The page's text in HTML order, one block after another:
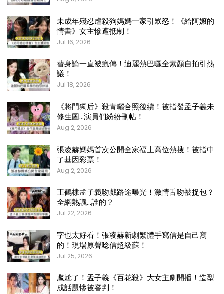
未成年殘忍虐殺狗媽媽一家引眾怒！《給阿嬤的
情書》女主慘遭抵制！
Jul 16, 2026
替身論一直被瘋傳！迪麗熱巴曬全素顏自拍引熱
議！
Jul 18, 2026
《將門獨后》殺青曬合照後續！被指發孟子義未
修生圖…演員們紛紛刪帖！
Aug 2, 2026
張凌赫媽媽首次公開全家福上高位熱搜！被指中
了基因彩票！
Aug 2, 2026
王鶴棣孟子義吻戲路途曝光！激情舌吻被捉包？
全網熱議…誰的？
Jul 22, 2026
字也太好看！張凌赫新劇繁體手寫信是自己寫
的！現場原聲唸信超級蘇！
Jul 25, 2026
尷尬了！孟子義《百花殺》大女主劇開播！造型
成話題慘被審判！